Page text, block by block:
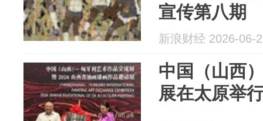
宣传第八期
新浪财经 2026-06-
中国（山西
展在太原举